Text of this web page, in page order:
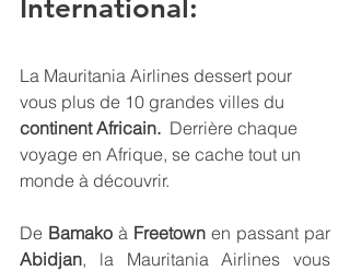
International:
La Mauritania Airlines dessert pour
vous plus de 10 grandes villes du
continent Africain.
  Derrière chaque
voyage en Afrique, se cache tout un
monde à découvrir.
De Bamako à Freetown
Abidjan, la Mauritania Airlines vous